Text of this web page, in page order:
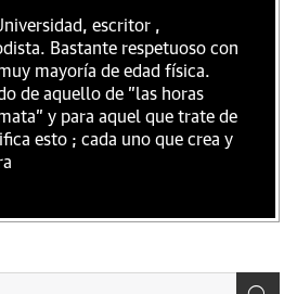
escritor ,
Bastante respetuoso con
mayoría de edad física.
de aquello de "las horas
y para aquel que trate de
esto ; cada uno que crea y